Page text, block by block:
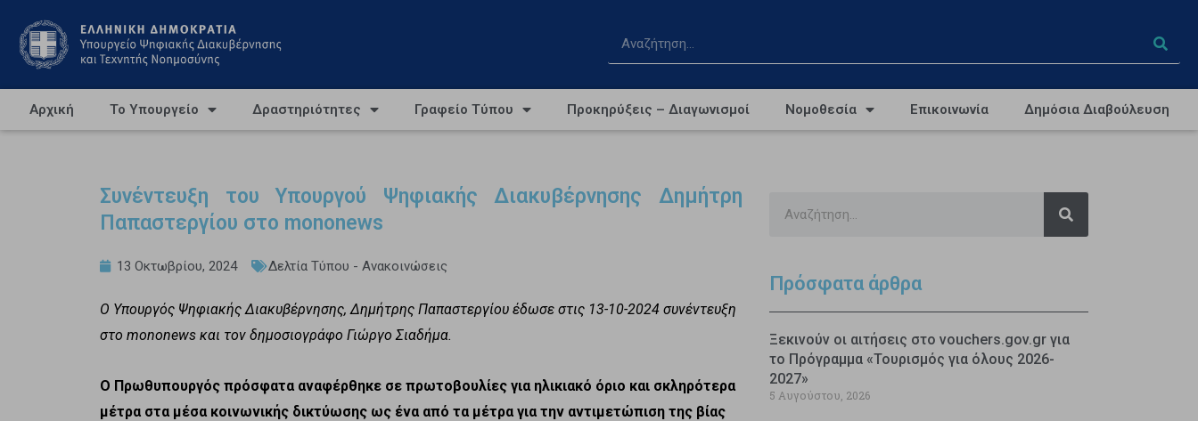
Αρχική Το Υπουργείο Δραστηριότητες Γραφείο Τύπου Προκηρύξεις – Διαγωνισμοί Νομοθεσία Επικοινωνία Δημόσια Διαβούλευση
Συνέντευξη του Υπουργού Ψηφιακής Διακυβέρνησης Δημήτρη
Παπαστεργίου στο mononews
13 Οκτωβρίου, 2024 Δελτία Τύπου - Ανακοινώσεις
Ο Υπουργός Ψηφιακής Διακυβέρνησης, Δημήτρης Παπαστεργίου έδωσε στις 13-10-2024 συνέντευξη
στο mononews και τον δημοσιογράφο Γιώργο Σιαδήμα.
Ο Πρωθυπουργός πρόσφατα αναφέρθηκε σε πρωτοβουλίες για ηλικιακό όριο και σκληρότερα
μέτρα στα μέσα κοινωνικής δικτύωσης ως ένα από τα μέτρα για την αντιμετώπιση της βίας
Πρόσφατα άρθρα
Ξεκινούν οι αιτήσεις στο vouchers.gov.gr για
το Πρόγραμμα «Τουρισμός για όλους 2026-
2027»
5 Αυγούστου, 2026